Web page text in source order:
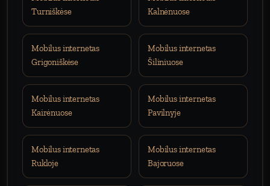
Turniškėse
Kalnėnuose
Mobilus internetas
Grigoniškėse
Mobilus internetas
Šiliniuose
Mobilus internetas
Kairėnuose
Mobilus internetas
Pavilnyje
Mobilus internetas
Rukloje
Mobilus internetas
Bajoruose